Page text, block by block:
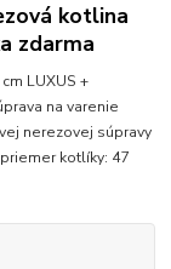
kotlina
zdarma
LUXUS +
na varenie
nerezovej súpravy
kotlíky: 47